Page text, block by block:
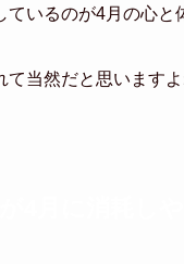
ているのが4月の心と
て当然だと思いますよ